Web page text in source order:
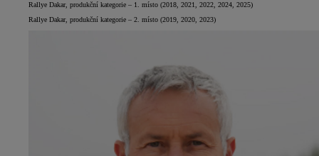
Rallye Dakar, produkční kategorie – 1. místo (2018, 2021, 2022, 2024, 2025)
Rallye Dakar, produkční kategorie – 2. místo (2019, 2020, 2023)